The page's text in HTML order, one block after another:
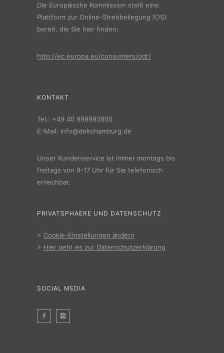
Die Europäische Kommission stellt eine
Plattform zur Online-Streitbeilegung (OS)
bereit, die Sie hier finden:
http://ec.europa.eu/consumers/odr/
KONTAKT
Tel.: +49 40 999993800
E-Mail: info@dekohamburg.de
Unser Kundenservice ist immer montags bis
freitags von 9-17 Uhr für Sie telefonisch
erreichbar.
PRIVATSPHAERE UND DATENSCHUTZ
> Cookie-Einstellungen ändern
> Hier geht es zur Datenschutzerklärung
SOCIAL MEDIA